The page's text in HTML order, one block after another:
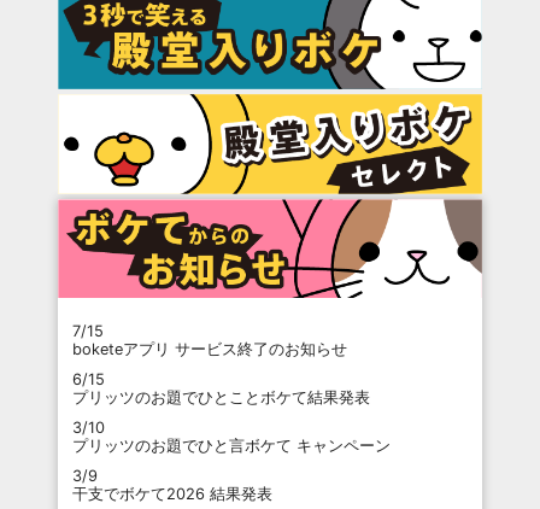
7/15
boketeアプリ サービス終了のお知らせ
6/15
プリッツのお題でひとことボケて結果発表
3/10
プリッツのお題でひと言ボケて キャンペーン
3/9
干支でボケて2026 結果発表